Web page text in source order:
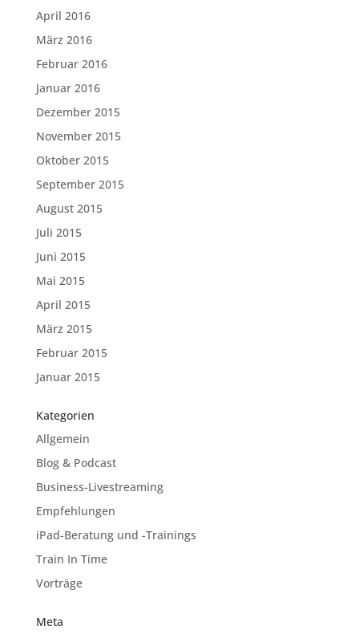
April 2016
März 2016
Februar 2016
Januar 2016
Dezember 2015
November 2015
Oktober 2015
September 2015
August 2015
Juli 2015
Juni 2015
Mai 2015
April 2015
März 2015
Februar 2015
Januar 2015
Kategorien
Allgemein
Blog & Podcast
Business-Livestreaming
Empfehlungen
iPad-Beratung und -Trainings
Train In Time
Vorträge
Meta